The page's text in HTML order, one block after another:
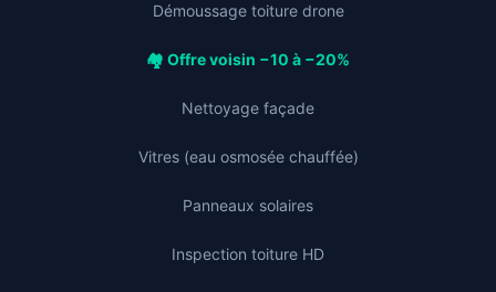
Démoussage toiture drone
🏘️ Offre voisin −10 à −20%
Nettoyage façade
Vitres (eau osmosée chauffée)
Panneaux solaires
Inspection toiture HD